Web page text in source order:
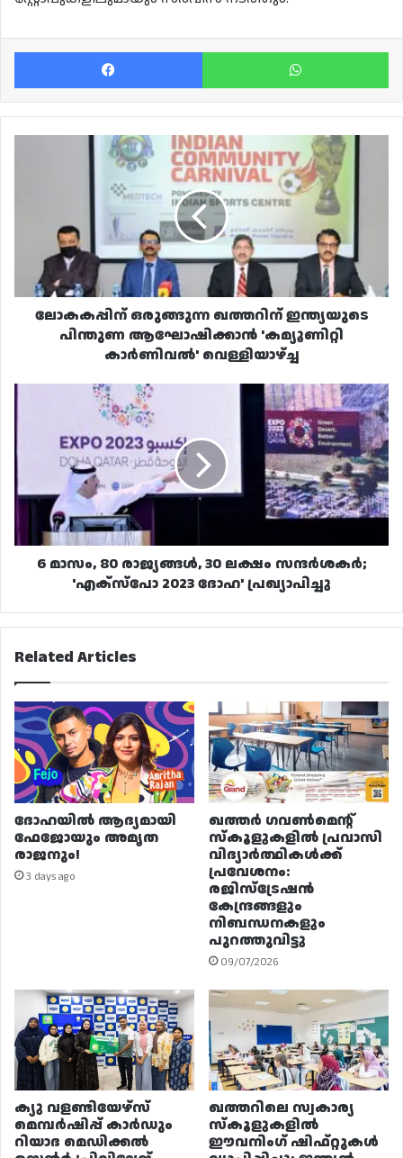
Facebook
ആഘോഷിക്കാൻ
'കമ്യൂണിറ്റി
കാർണിവൽ'
വെള്ളിയാഴ്ച്ച
ലോകകപ്പിന് ഒരുങ്ങുന്ന ഖത്തറിന് ഇന്ത്യയുടെ
പിന്തുണ ആഘോഷിക്കാൻ 'കമ്യൂണിറ്റി
കാർണിവൽ' വെള്ളിയാഴ്ച്ച
രാജ്യങ്ങൾ,
ലക്ഷം
സന്ദർശകർ;
'എക്സ്പോ
2023
ദോഹ'
പ്രഖ്യാപിച്ചു
6 മാസം, 80 രാജ്യങ്ങൾ, 30 ലക്ഷം സന്ദർശകർ;
'എക്സ്പോ 2023 ദോഹ' പ്രഖ്യാപിച്ചു
Related Articles
ദോഹയിൽ ആദ്യമായി
ഫേജോയും അമൃത
രാജനും!
3 days ago
ഖത്തർ ഗവൺമെന്റ്
സ്കൂളുകളിൽ പ്രവാസി
വിദ്യാർത്ഥികൾക്ക്
പ്രവേശനം:
രജിസ്ട്രേഷൻ
കേന്ദ്രങ്ങളും
നിബന്ധനകളും
പുറത്തുവിട്ടു
09/07/2026
ക്യു വളണ്ടിയേഴ്‌സ്
മെമ്പർഷിപ്പ് കാർഡും
റിയാദ മെഡിക്കൽ
ഖത്തറിലെ സ്വകാര്യ
സ്കൂളുകളിൽ
ഈവനിംഗ് ഷിഫ്റ്റുകൾ